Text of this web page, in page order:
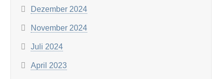
Dezember 2024
November 2024
Juli 2024
April 2023